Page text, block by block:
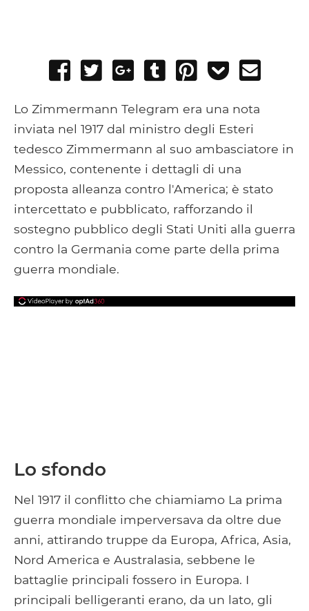
Share
Facebook
Tweet
Share
Google+
Post
Tumblr
Pin
Add
Pocket
Lo Zimmermann Telegram era una nota
inviata nel 1917 dal ministro degli Esteri
tedesco Zimmermann al suo ambasciatore in
Messico, contenente i dettagli di una
proposta alleanza contro l'America; è stato
intercettato e pubblicato, rafforzando il
sostegno pubblico degli Stati Uniti alla guerra
contro la Germania come parte della prima
guerra mondiale.
Lo sfondo
Nel 1917 il conflitto che chiamiamo La prima
guerra mondiale imperversava da oltre due
anni, attirando truppe da Europa, Africa, Asia,
Nord America e Australasia, sebbene le
battaglie principali fossero in Europa. I
principali belligeranti erano, da un lato, gli